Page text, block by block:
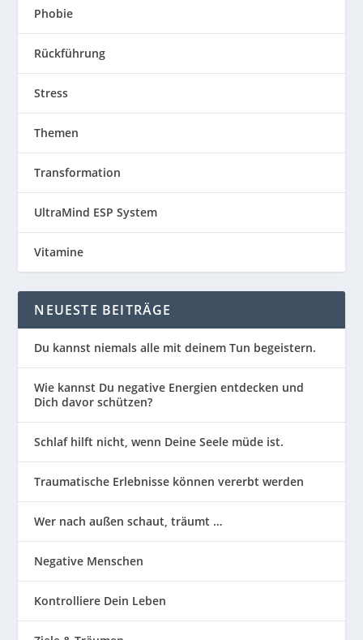
Phobie
Rückführung
Stress
Themen
Transformation
UltraMind ESP System
Vitamine
NEUESTE BEITRÄGE
Du kannst niemals alle mit deinem Tun begeistern.
Wie kannst Du negative Energien entdecken und
Dich davor schützen?
Schlaf hilft nicht, wenn Deine Seele müde ist.
Traumatische Erlebnisse können vererbt werden
Wer nach außen schaut, träumt …
Negative Menschen
Kontrolliere Dein Leben